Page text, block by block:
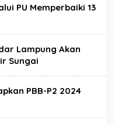
PU Memperbaiki 13
Lampung Akan
Sungai
PBB-P2 2024